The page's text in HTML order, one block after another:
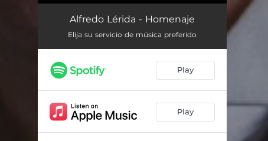
Fueron 3 Años
El Amor Desolado 03:15
Naranjo en Flor 02:52
Toda Mi Vida 02:30
Que Tango Hay Que Cantar 02:50
Alfredo Lérida - Homenaje
Elija su servicio de música preferido
Play
Play